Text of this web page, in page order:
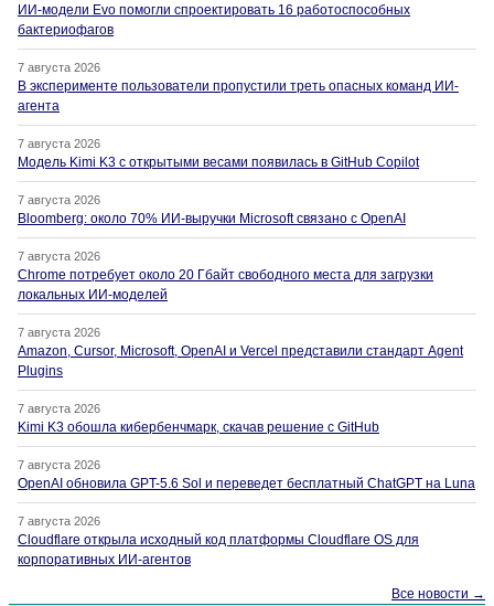
ИИ-модели Evo помогли спроектировать 16 работоспособных
бактериофагов
7 августа 2026
В эксперименте пользователи пропустили треть опасных команд ИИ-
агента
7 августа 2026
Модель Kimi K3 с открытыми весами появилась в GitHub Copilot
7 августа 2026
Bloomberg: около 70% ИИ-выручки Microsoft связано с OpenAI
7 августа 2026
Chrome потребует около 20 Гбайт свободного места для загрузки
локальных ИИ-моделей
7 августа 2026
Amazon, Cursor, Microsoft, OpenAI и Vercel представили стандарт Agent
Plugins
7 августа 2026
Kimi K3 обошла кибербенчмарк, скачав решение с GitHub
7 августа 2026
OpenAI обновила GPT-5.6 Sol и переведет бесплатный ChatGPT на Luna
7 августа 2026
Cloudflare открыла исходный код платформы Cloudflare OS для
корпоративных ИИ-агентов
Все новости →